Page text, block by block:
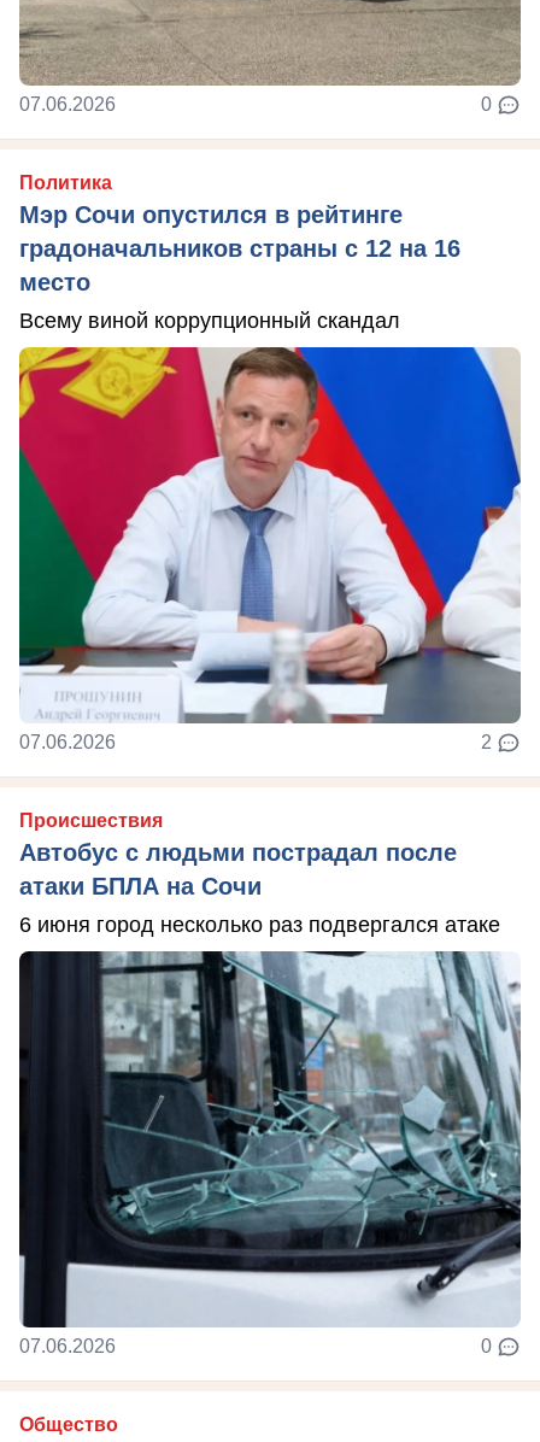
07.06.2026 0
Политика
Мэр Сочи опустился в рейтинге
градоначальников страны с 12 на 16
место
Всему виной коррупционный скандал
07.06.2026 2
Происшествия
Автобус с людьми пострадал после
атаки БПЛА на Сочи
6 июня город несколько раз подвергался атаке
07.06.2026 0
Общество